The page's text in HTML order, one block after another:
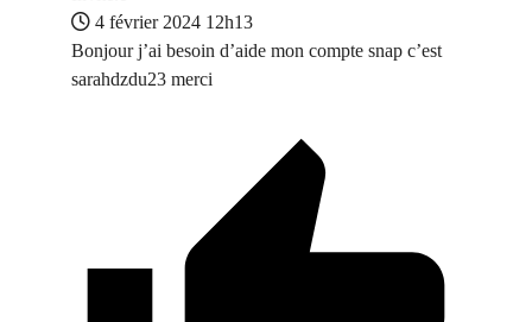
4 février 2024 12h13
Bonjour j’ai besoin d’aide mon compte snap c’est
sarahdzdu23 merci